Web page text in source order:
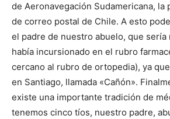
de Aeronavegación Sudamericana, la
de correo postal de Chile. A esto
el padre de nuestro abuelo, que
había incursionado en el rubro
cercano al rubro de ortopedia), ya
en Santiago, llamada «Cañón».
existe una importante tradición de
tenemos cinco tíos, nuestro padre,